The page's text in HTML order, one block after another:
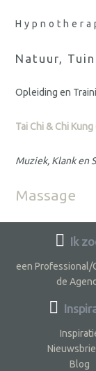
Natuur,
Opleiding en
Tai Chi & Chi Kung
Muziek, Klank en
Massage
Ik
een Professional/
de
Blog